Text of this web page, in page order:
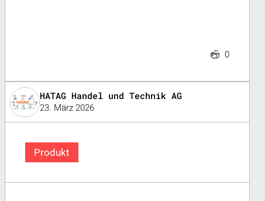
0
HATAG Handel und Technik AG
23. März 2026
Produkt